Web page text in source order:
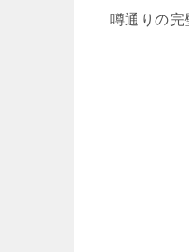
噂通りの完